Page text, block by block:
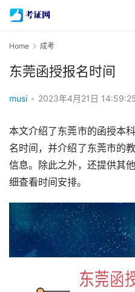
Home 成考
东莞函授报名时间
musi • 2023年4月21日
本文介绍了东莞市的函授本
名时间，并介绍了东莞市的
信息。除此之外，还提供其
细查看时间安排。